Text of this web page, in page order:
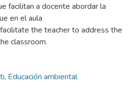
facilitan a docente abordar la
en el aula
the teacher to address the
classroom.
, Educación ambiental